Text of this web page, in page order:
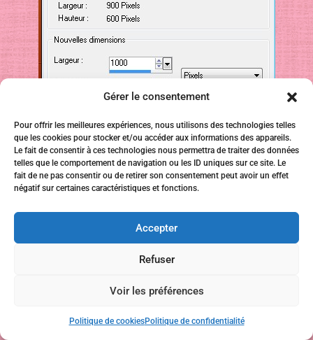
Gérer le consentement
Pour offrir les meilleures expériences, nous utilisons des technologies telles
que les cookies pour stocker et/ou accéder aux informations des appareils.
Le fait de consentir à ces technologies nous permettra de traiter des données
telles que le comportement de navigation ou les ID uniques sur ce site. Le
fait de ne pas consentir ou de retirer son consentement peut avoir un effet
négatif sur certaines caractéristiques et fonctions.
Accepter
Refuser
Voir les préférences
Politique de cookiesPolitique de confidentialité
Remplir d’un dégradé linéaire 45-3